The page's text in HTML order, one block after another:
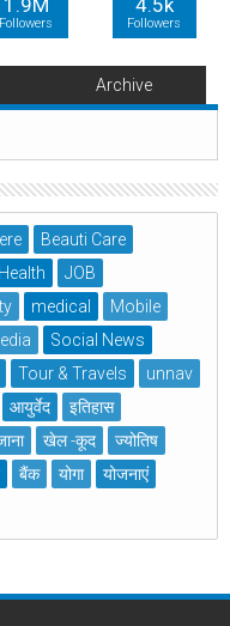
Followers Followers
Archive
Beauti Care
Health
JOB
medical
Mobile
Social News
Tour & Travels
unnav
आयुर्वेद
इतिहास
खेल -कूद
ज्योतिष
बैंक योगा
योजनाएं